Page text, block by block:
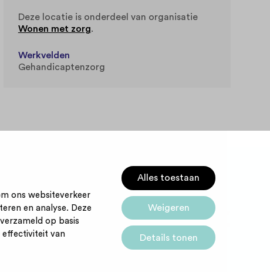
ons websiteverkeer
en analyse. Deze
op basis
effectiviteit van
Alles toestaan
Weigeren
Details tonen
Deze locatie is onderdeel van organisatie
Wonen met zorg.
Werkvelden
Gehandicaptenzorg
Cookies
Startpunt voor jouw
carrière